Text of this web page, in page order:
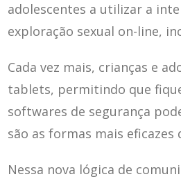
adolescentes a utilizar a
exploração sexual on-line,
Cada vez mais, crianças e
tablets, permitindo que
softwares de segurança
são as formas mais eficazes
Nessa nova lógica de